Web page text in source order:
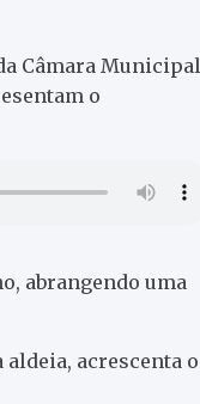
Câmara Municipal
o
abrangendo uma
acrescenta o